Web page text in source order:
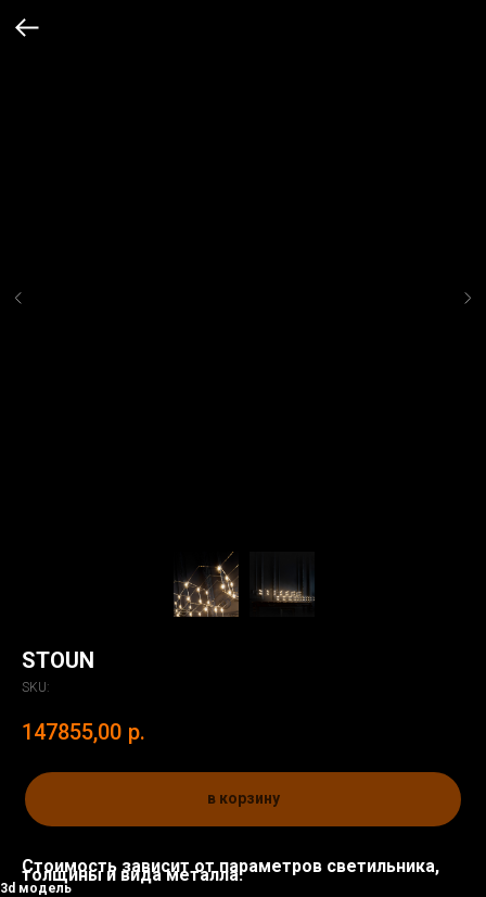
STOUN
SKU:
147855,00 р.
в корзину
Стоимость зависит от параметров светильника,
толщины и вида металла.
3d модель